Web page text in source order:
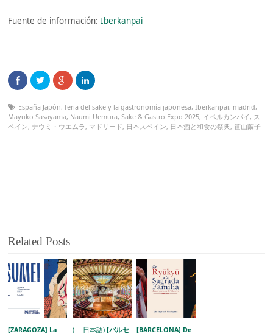
Fuente de información:Iberkanpai
España-Japón,feria del sake y la gastronomía japonesa,Iberkanpai, madrid,
Mayuko Sasayama, Naumi Uemura,Sake & Gastro Expo 2025, イベルカンパイ, ス
ペイン,ナウミ・ウエムラ, マドリード, 日本スペイン, 日本酒と和食の祭典,笹山繭子
Related Posts
[ZARAGOZA] La
( 日本語) [バルセ
[BARCELONA] De